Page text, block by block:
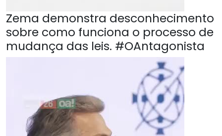
Zema demonstra desconhecimento
sobre como funciona o processo de
mudança das leis. #OAntagonista